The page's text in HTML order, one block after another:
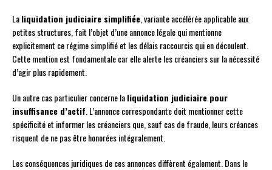
Laliquidation judiciaire simplifiée , variante accélérée applicable aux
petites structures, fait l’objet d’une annonce légale qui mentionne
explicitement ce régime simplifié et les délais raccourcis qui en découlent.
Cette mention est fondamentale car elle alerte les créanciers sur la nécessité
d’agir plus rapidement.
Un autre cas particulier concerne laliquidation judiciaire pour
insuffisance d’actif . L’annonce correspondante doit mentionner cette
spécificité et informer les créanciers que, sauf cas de fraude, leurs créances
risquent de ne pas être honorées intégralement.
Les conséquences juridiques de ces annonces diffèrent également. Dans le